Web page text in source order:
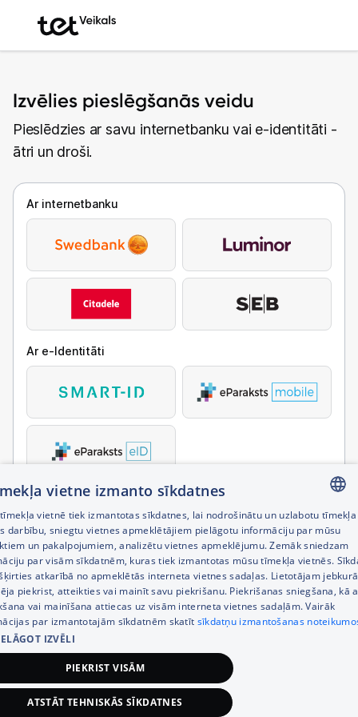
Izvēlies pieslēgšanās veidu
Pieslēdzies ar savu internetbanku vai e-identitāti -
ātri un droši.
Ar internetbanku
Ar e-Identitāti
LATVIAN
RUSSIAN
ENGLISH
vietne izmanto sīkdatnes
vietnē tiek izmantotas sīkdatnes, lai nodrošinātu un uzlabotu tīmekļa
darbību, sniegtu vietnes apmeklētājiem pielāgotu informāciju par mūsu
un pakalpojumiem, analizētu vietnes apmeklējumu. Zemāk sniedzam
par visām sīkdatnēm, kuras tiek izmantotas mūsu tīmekļa vietnēs.
atkarībā no apmeklētās interneta vietnes sadaļas. Lietotājam
piekrist, atteikties vai mainīt savu piekrišanu. Piekrišanas sniegšana, kā
vai mainīšana attiecas uz visām interneta vietnes sadaļām. Vairāk
par izmantotajām sīkdatnēm skatīt sīkdatņu izmantošanas
IZVĒLI
PIEKRIST VISĀM
ATSTĀT TEHNISKĀS SĪKDATNES